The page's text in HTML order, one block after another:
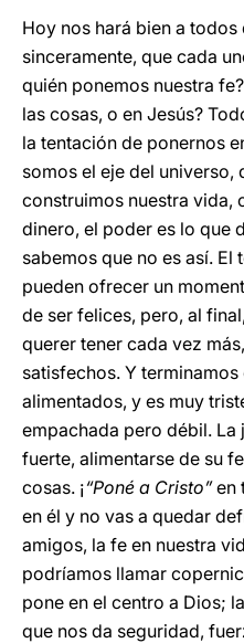
Hoy nos hará bien a
sinceramente, que cada
quién ponemos nuestra
las cosas, o en Jesús?
la tentación de ponernos
somos el eje del
construimos nuestra vida,
dinero, el poder es lo que
sabemos que no es así. El
pueden ofrecer un
de ser felices, pero, al
querer tener cada vez
satisfechos. Y
alimentados, y es muy
empachada pero débil. La
fuerte, alimentarse de su
cosas. ¡“Poné a Cristo”en
en él y no vas a quedar
amigos, la fe en nuestra
podríamos llamar
pone en el centro a Dios;
que nos da seguridad,